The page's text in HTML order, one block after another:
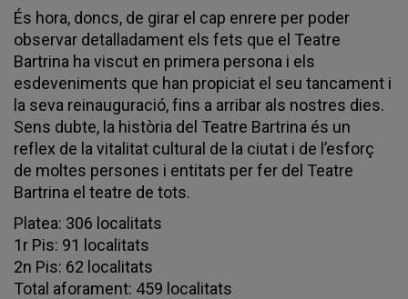
És hora, doncs, de girar el cap enrere per poder
observar detalladament els fets que el Teatre
Bartrina ha viscut en primera persona i els
esdeveniments que han propiciat el seu tancament i
la seva reinauguració, fins a arribar als nostres dies.
Sens dubte, la història del Teatre Bartrina és un
reflex de la vitalitat cultural de la ciutat i de l’esforç
de moltes persones i entitats per fer del Teatre
Bartrina el teatre de tots.
Platea: 306 localitats
1r Pis: 91 localitats
2n Pis: 62 localitats
Total aforament: 459 localitats